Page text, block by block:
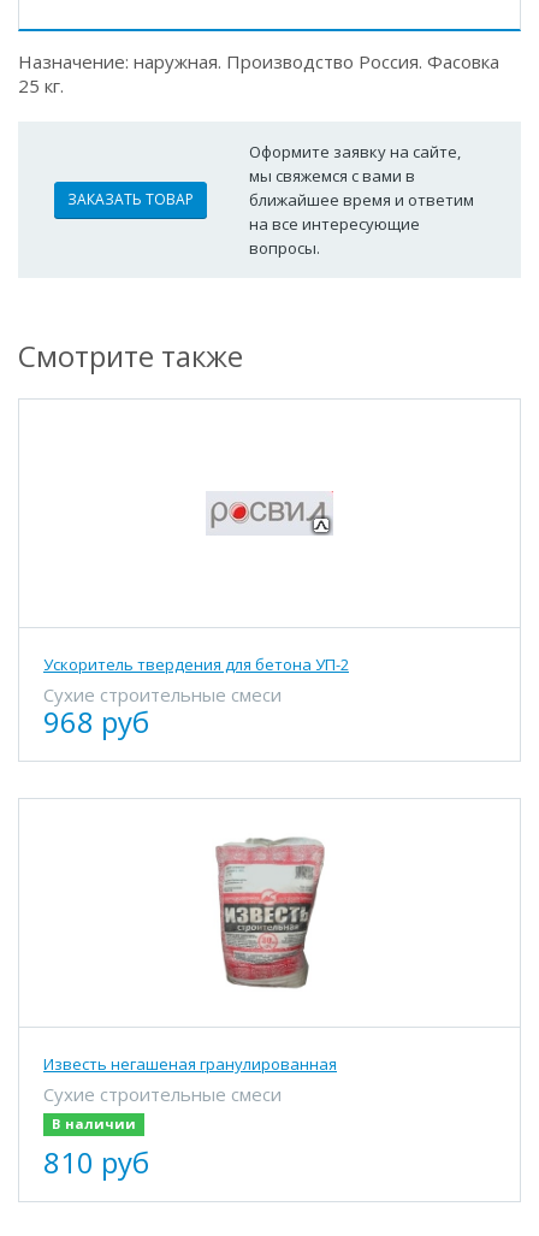
Назначение: наружная. Производство Россия. Фасовка
25 кг.
ЗАКАЗАТЬ ТОВАР
Оформите заявку на сайте,
мы свяжемся с вами в
ближайшее время и ответим
на все интересующие
вопросы.
Смотрите также
Ускоритель твердения для бетона УП-2
Сухие строительные смеси
968 руб
Известь негашеная гранулированная
Сухие строительные смеси
В наличии
810 руб